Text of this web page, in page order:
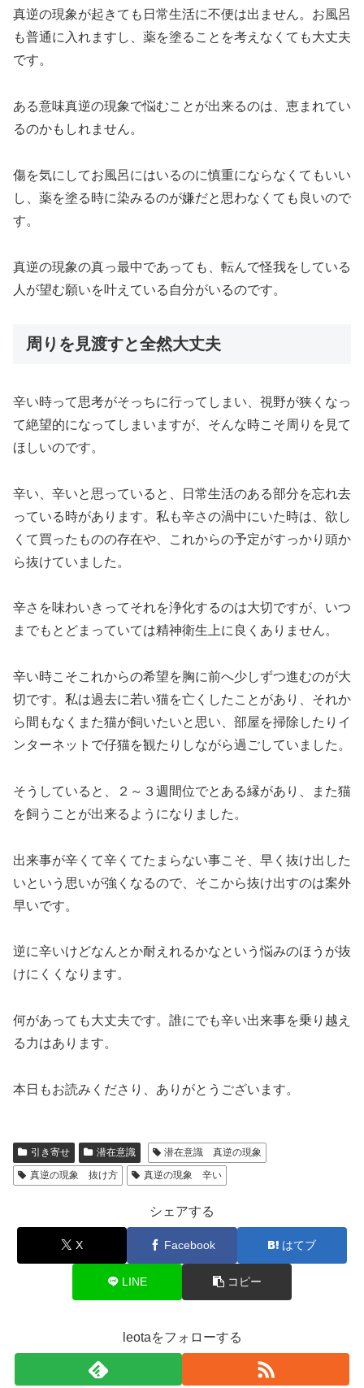
真逆の現象が起きても日常生活に不便は出ません。お風呂
も普通に入れますし、薬を塗ることを考えなくても大丈夫
です。
ある意味真逆の現象で悩むことが出来るのは、恵まれてい
るのかもしれません。
傷を気にしてお風呂にはいるのに慎重にならなくてもいい
し、薬を塗る時に染みるのが嫌だと思わなくても良いので
す。
真逆の現象の真っ最中であっても、転んで怪我をしている
人が望む願いを叶えている自分がいるのです。
周りを見渡すと全然大丈夫
辛い時って思考がそっちに行ってしまい、視野が狭くなっ
て絶望的になってしまいますが、そんな時こそ周りを見て
ほしいのです。
辛い、辛いと思っていると、日常生活のある部分を忘れ去
っている時があります。私も辛さの渦中にいた時は、欲し
くて買ったものの存在や、これからの予定がすっかり頭か
ら抜けていました。
辛さを味わいきってそれを浄化するのは大切ですが、いつ
までもとどまっていては精神衛生上に良くありません。
辛い時こそこれからの希望を胸に前へ少しずつ進むのが大
切です。私は過去に若い猫を亡くしたことがあり、それか
ら間もなくまた猫が飼いたいと思い、部屋を掃除したりイ
ンターネットで仔猫を観たりしながら過ごしていました。
そうしていると、２～３週間位でとある縁があり、また猫
を飼うことが出来るようになりました。
出来事が辛くて辛くてたまらない事こそ、早く抜け出した
いという思いが強くなるので、そこから抜け出すのは案外
早いです。
逆に辛いけどなんとか耐えれるかなという悩みのほうが抜
けにくくなります。
何があっても大丈夫です。誰にでも辛い出来事を乗り越え
る力はあります。
本日もお読みくださり、ありがとうございます。
引き寄せ 潜在意識
潜在意識 真逆の現象
真逆の現象 抜け方
真逆の現象 辛い
シェアする
X Facebook はてブ
LINE コピー
leotaをフォローする